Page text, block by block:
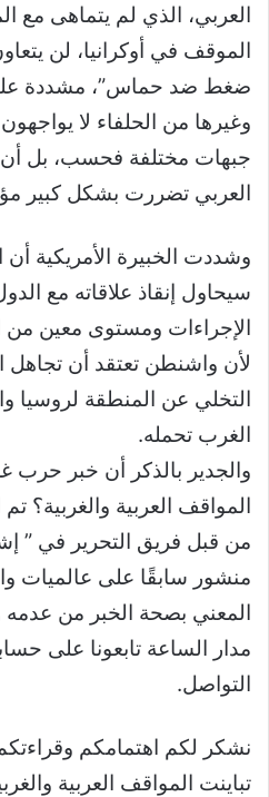
العربي، الذي لم يتماهى مع
الموقف في أوكرانيا، لن
ضغط ضد حماس”، مشددة على
وغيرها من الحلفاء لا
جبهات مختلفة فحسب، بل أن
العربي تضررت بشكل كبير
وشددت الخبيرة الأمريكية
سيحاول إنقاذ علاقاته مع
الإجراءات ومستوى معين من
لأن واشنطن تعتقد أن تجاهل
التخلي عن المنطقة لروسيا
الغرب تحمله.
والجدير بالذكر أن خبر حرب
المواقف العربية والغربية؟
منشور سابقًا على عالميات
المعني بصحة الخبر من عدمه
مدار الساعة تابعونا على
التواصل.
نشكر لكم اهتمامكم
تباينت المواقف العربية